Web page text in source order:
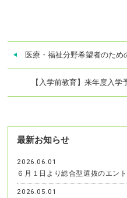
医療・福祉分野希望者のため
【入学前教育】来年度入学
最新お知らせ
2026.06.01
６月１日より総合型選抜のエン
2026.05.01